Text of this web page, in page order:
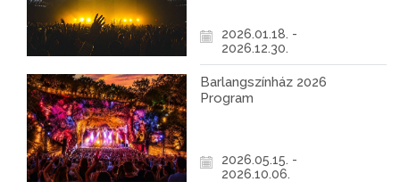
2026.01.18. -
2026.12.30.
Barlangszínház 2026
Program
2026.05.15. -
2026.10.06.